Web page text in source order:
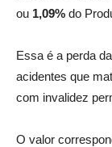
ou 1,09% do
Essa é a perda
acidentes que
com invalidez
O valor